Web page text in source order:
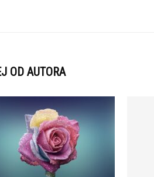
OD AUTORA